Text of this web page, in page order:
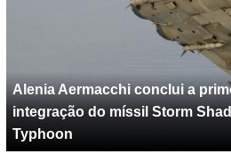
Alenia Aermacchi conclui a
integração do míssil Storm
Typhoon